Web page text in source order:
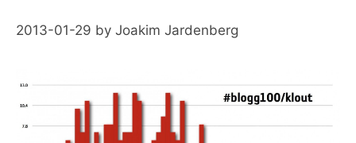
2013-01-29 by Joakim Jardenberg